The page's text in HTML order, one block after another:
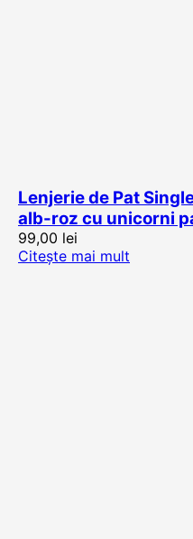
Lenjerie de Pat
alb-roz cu unicorni
99,00 lei
Citește mai mult